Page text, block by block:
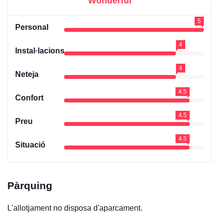
Personal
5
Instal·lacions
4
Neteja
4
Confort
4.5
Preu
4.5
Situació
4.5
Pàrquing
L'allotjament no disposa d'aparcament.